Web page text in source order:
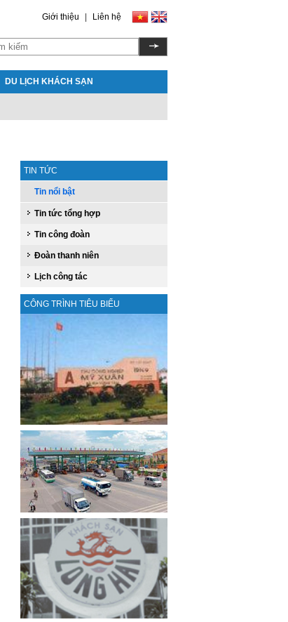
Giới thiệu Liên hệ
DU LỊCH KHÁCH SẠN
TIN TỨC
Tin nổi bật
Tin tức tổng hợp
Tin công đoàn
Đoàn thanh niên
Lịch công tác
CÔNG TRÌNH TIÊU BIỂU